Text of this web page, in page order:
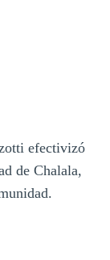
efectivizó
de Chalala,